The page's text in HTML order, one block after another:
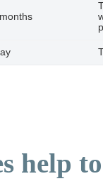
help